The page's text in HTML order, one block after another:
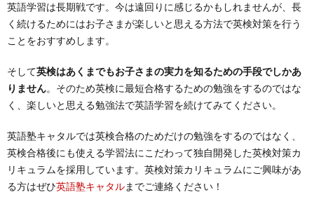
英語学習は長期戦です。今は遠回りに感じるかもしれませんが、長
く続けるためにはお子さまが楽しいと思える方法で英検対策を行う
ことをおすすめします。
そして英検はあくまでもお子さまの実力を知るための手段でしかあ
りません。そのため英検に最短合格するための勉強をするのではな
く、楽しいと思える勉強法で英語学習を続けてみてください。
英語塾キャタルでは英検合格のためだけの勉強をするのではなく、
英検合格後にも使える学習法にこだわって独自開発した英検対策カ
リキュラムを採用しています。英検対策カリキュラムにご興味があ
る方はぜひ英語塾キャタルまでご連絡ください！